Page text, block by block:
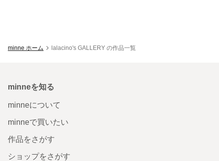
minne ホーム lalacino's GALLERY の作品一覧
minneを知る
minneについて
minneで買いたい
作品をさがす
ショップをさがす